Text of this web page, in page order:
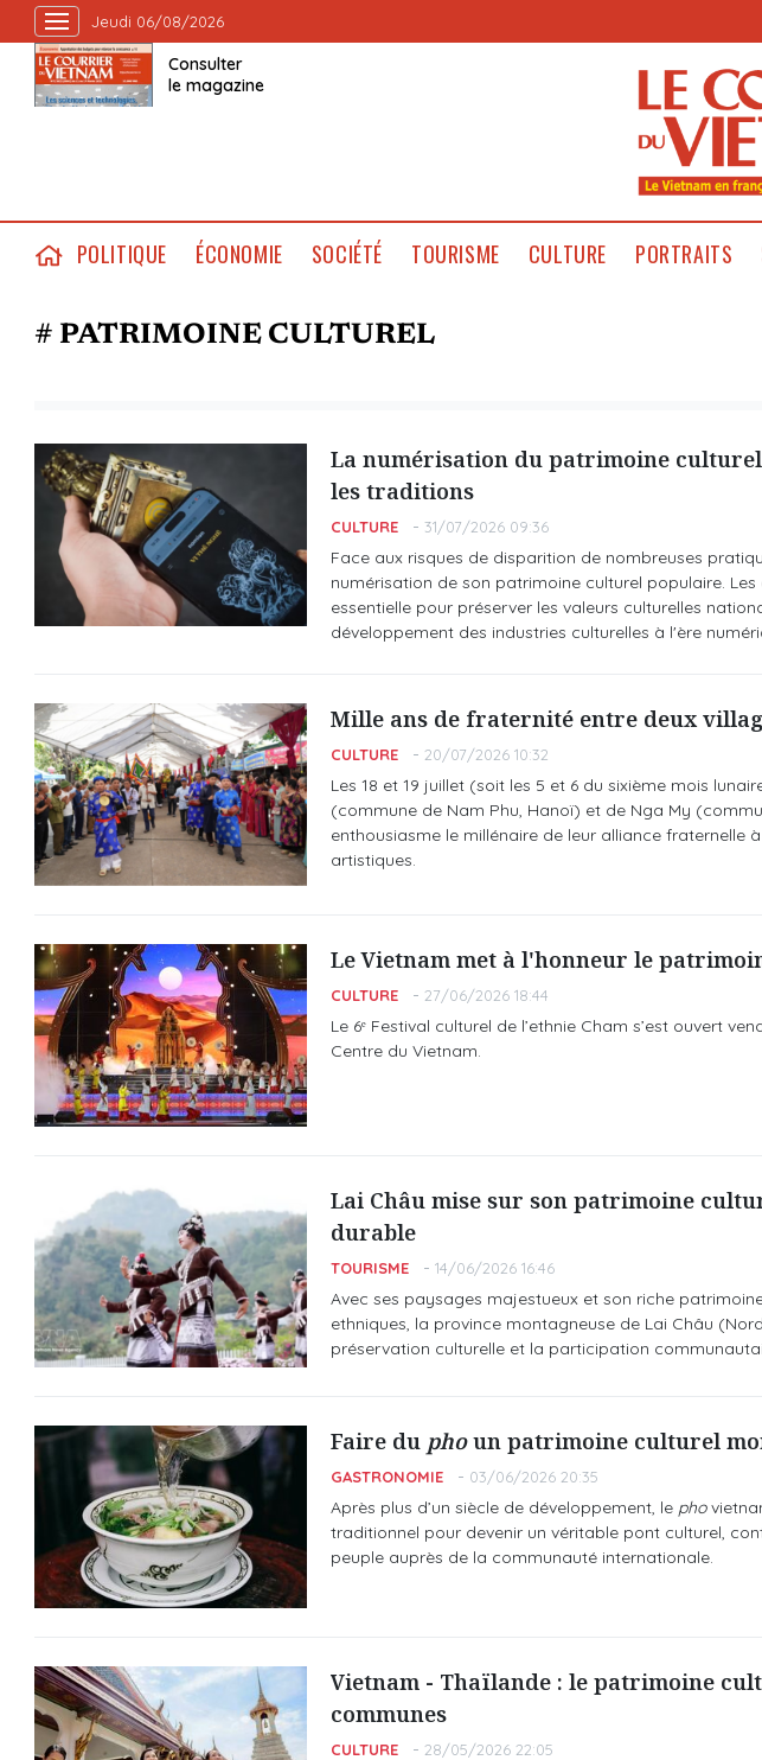
Jeudi 06/08/2026
Consulter
le magazine
POLITIQUE ÉCONOMIE SOCIÉTÉ TOURISME CULTURE PORTRAITS
# PATRIMOINE CULTUREL
La numérisation du patrimoine
les traditions
CULTURE 31/07/2026 09:36
Face aux risques de disparition de nombreuses
numérisation de son patrimoine culturel populaire.
essentielle pour préserver les valeurs culturelles
développement des industries culturelles à l'ère
Mille ans de fraternité entre deux
CULTURE 20/07/2026 10:32
Les 18 et 19 juillet (soit les 5 et 6 du sixième mois
(commune de Nam Phu, Hanoï) et de Nga My
enthousiasme le millénaire de leur alliance fraternelle
artistiques.
Le Vietnam met à l'honneur le
CULTURE 27/06/2026 18:44
Le 6ᵉ Festival culturel de l’ethnie Cham s’est ouvert
Centre du Vietnam.
Lai Châu mise sur son patrimoine
durable
TOURISME 14/06/2026 16:46
Avec ses paysages majestueux et son riche
ethniques, la province montagneuse de Lai Châu
préservation culturelle et la participation
Faire du phoun patrimoine culturel
GASTRONOMIE 03/06/2026 20:35
Après plus d’un siècle de développement, le pho
traditionnel pour devenir un véritable pont culturel,
peuple auprès de la communauté internationale.
Vietnam - Thaïlande : le patrimoine
communes
CULTURE 28/05/2026 22:05